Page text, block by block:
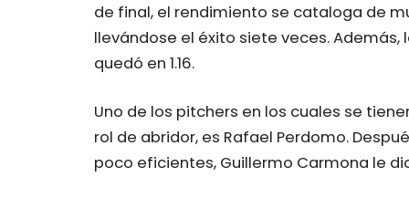
de final, el rendimiento se cataloga de
llevándose el éxito siete veces. Además,
quedó en 1.16.
Uno de los pitchers en los cuales se
rol de abridor, es Rafael Perdomo.
poco eficientes, Guillermo Carmona le